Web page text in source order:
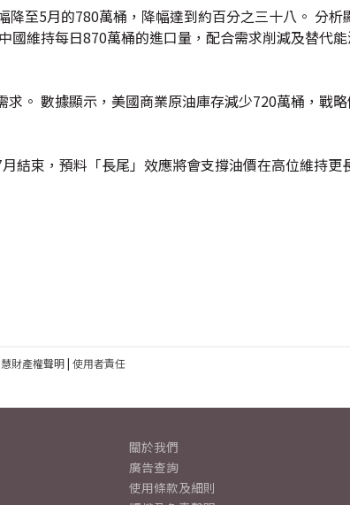
至5月的780萬桶，降幅達到約百分之三十八。 分析
維持每日870萬桶的進口量，配合需求削減及替代
。 數據顯示，美國商業原油庫存減少720萬桶，戰
結束，預料「長尾」效應將會支撐油價在高位維持更
財產權聲明| 使用者責任
關於我們
廣告查詢
使用條款及細則